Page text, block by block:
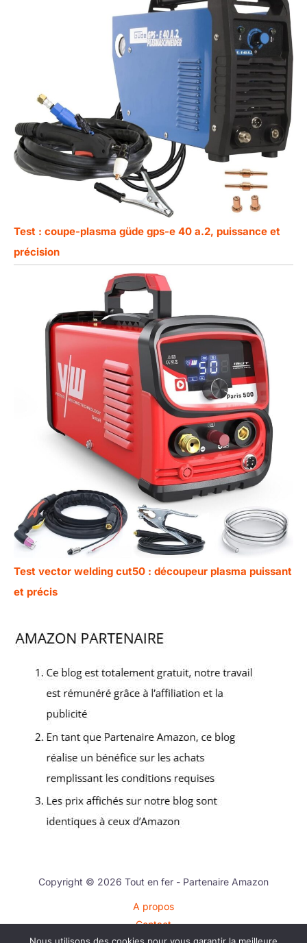
Test : coupe-plasma güde gps-e 40 a.2, puissance et
précision
Test vector welding cut50 : découpeur plasma puissant
et précis
Copyright © 2026 Tout en fer - Partenaire Amazon
A propos
Contact